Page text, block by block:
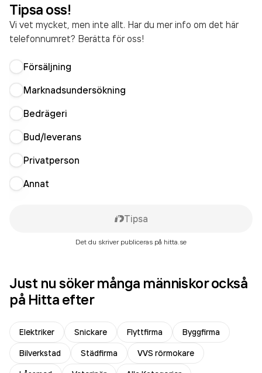
Tipsa oss!
Vi vet mycket, men inte allt. Har du mer info om det här
telefonnumret? Berätta för oss!
Försäljning
Marknadsundersökning
Bedrägeri
Bud/leverans
Privatperson
Annat
Tipsa
Det du skriver publiceras på hitta.se
Just nu söker många människor också
på Hitta efter
Elektriker Snickare Flyttfirma
Byggfirma
Bilverkstad
Städfirma
VVS rörmokare